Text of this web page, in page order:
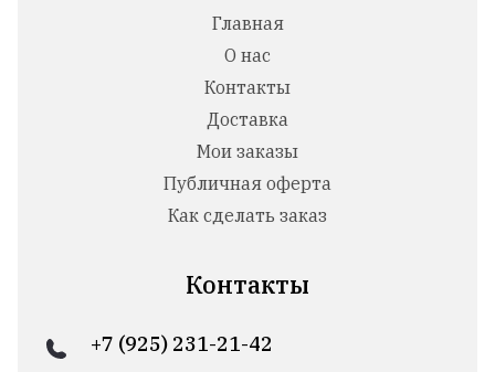
Главная
О нас
Контакты
Доставка
Мои заказы
Публичная оферта
Как сделать заказ
Контакты
+7 (925) 231-21-42